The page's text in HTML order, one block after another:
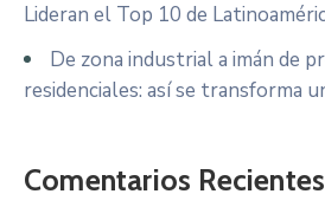
Lideran el Top 10 de
De zona industrial a imán de
residenciales: así se transforma
Comentarios Recientes